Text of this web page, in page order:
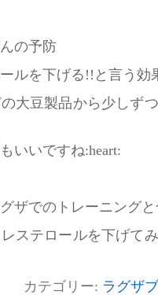
の予防
ルを下げる!!と言う効
大豆製品から少しず
いいですね:heart:
ザでのトレーニング
ステロールを下げて
カテゴリー: ラグザ